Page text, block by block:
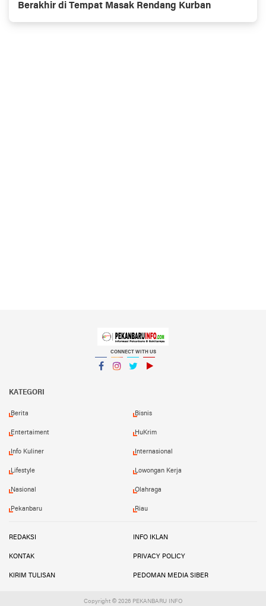
Berakhir di Tempat Masak Rendang Kurban
CONNECT WITH US
KATEGORI
Berita Bisnis
Entertaiment HuKrim
Info Kuliner Internasional
Lifestyle Lowongan Kerja
Nasional Olahraga
Pekanbaru Riau
REDAKSI INFO IKLAN
KONTAK PRIVACY POLICY
KIRIM TULISAN PEDOMAN MEDIA SIBER
Copyright © 2026 PEKANBARU INFO